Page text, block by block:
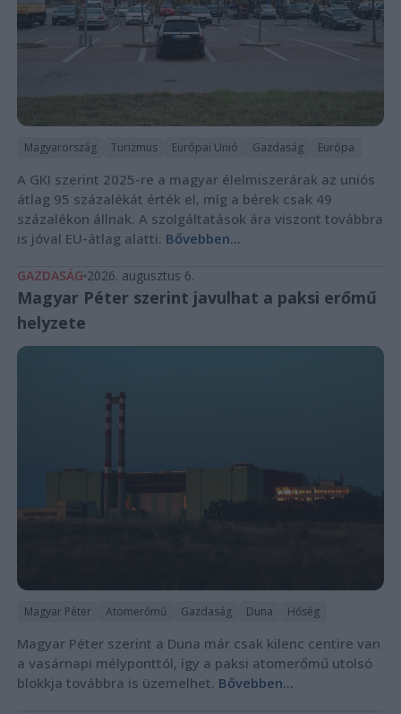
Magyarország Turizmus Európai Unió Gazdaság Európa
A GKI szerint 2025-re a magyar élelmiszerárak az uniós
átlag 95 százalékát érték el, míg a bérek csak 49
százalékon állnak. A szolgáltatások ára viszont továbbra
is jóval EU-átlag alatti. Bővebben...
GAZDASÁG 2026. augusztus 6.
Magyar Péter szerint javulhat a paksi erőmű
helyzete
Magyar Péter Atomerőmű Gazdaság Duna Hőség
Magyar Péter szerint a Duna már csak kilenc centire van
a vasárnapi mélyponttól, így a paksi atomerőmű utolsó
blokkja továbbra is üzemelhet. Bővebben...